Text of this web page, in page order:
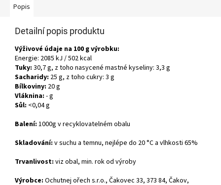
Popis
Detailní popis produktu
Výživové údaje na 100 g výrobku:
Energie: 2085 kJ / 502 kcal
Tuky: 30,7 g, z toho nasycené mastné kyseliny: 3,3 g
Sacharidy: 25 g, z toho cukry: 3 g
Bílkoviny: 20 g
Vláknina: - g
Sůl: <0,04 g
Balení: 1000g v recyklovatelném obalu
Skladování: v suchu a temnu, nejlépe do 20 °C a vlhkosti 65%
Trvanlivost: viz obal, min. rok od výroby
Výrobce: Ochutnej ořech s.r.o., Čakovec 33, 373 84, Čakov,